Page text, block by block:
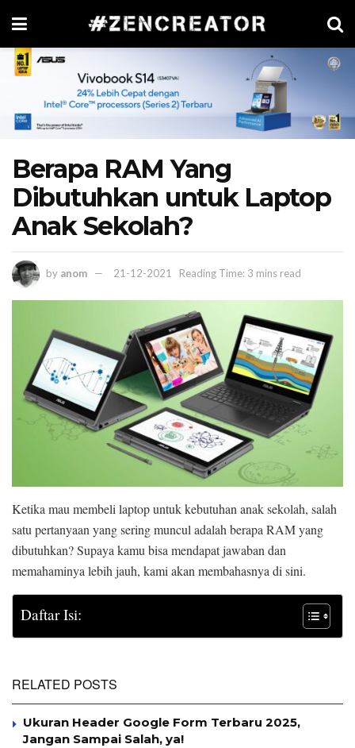
Berapa RAM Yang
Dibutuhkan untuk Laptop
Anak Sekolah?
by anom 21-12-2021 Reading Time: 3 mins read
Ketika mau membeli laptop untuk kebutuhan anak sekolah, salah
satu pertanyaan yang sering muncul adalah berapa RAM yang
dibutuhkan? Supaya kamu bisa mendapat jawaban dan
memahaminya lebih jauh, kami akan membahasnya di sini.
Daftar Isi:
RELATED POSTS
Ukuran Header Google Form Terbaru 2025,
Jangan Sampai Salah, ya!